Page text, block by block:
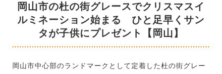
岡山市の杜の街グレースでクリスマスイ
ルミネーション始まる ひと足早くサン
タが子供にプレゼント【岡山】
岡山市中心部のランドマークとして定着した杜の街グレー